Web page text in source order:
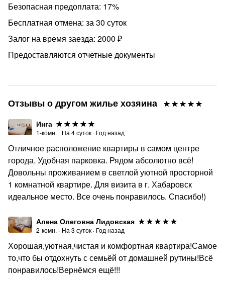
Безопасная предоплата: 17%
Бесплатная отмена: за 30 суток
Залог на время заезда: 2000 ₽
Предоставляются отчетные документы
Отзывы о другом жилье хозяина
Инга
1-комн. · На 4суток · Год назад
Отличное расположение квартиры в самом центре
города. Удобная парковка. Рядом абсолютно всё!
Довольны проживанием в светлой уютной просторной
1 комнатной квартире. Для визита в г. Хабаровск
идеальное место. Все очень понравилось. Спасибо!)
Алена Олеговна Лидовская
2-комн. · На 3 суток · Год назад
Хорошая,уютная,чистая и комфортная квартира!Самое
то,что бы отдохнуть с семьёй от домашней рутины!Всё
понравилось!Вернёмся ещё!!!